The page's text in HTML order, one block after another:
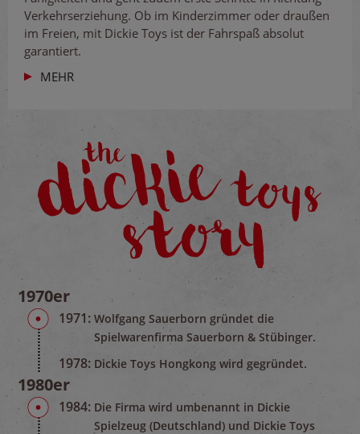
Verkehrserziehung. Ob im Kinderzimmer oder draußen
im Freien, mit Dickie Toys ist der Fahrspaß absolut
garantiert.
MEHR
1970er
1971: Wolfgang Sauerborn gründet die
Spielwarenfirma Sauerborn & Stübinger.
1978: Dickie Toys Hongkong wird gegründet.
1980er
1984: Die Firma wird umbenannt in Dickie
Spielzeug (Deutschland) und Dickie Toys